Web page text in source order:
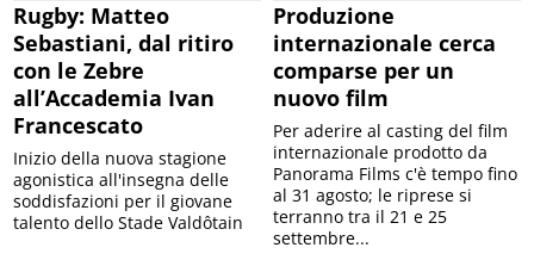
Rugby: Matteo
Sebastiani, dal ritiro
con le Zebre
all’Accademia Ivan
Francescato
Inizio della nuova stagione
agonistica all'insegna delle
soddisfazioni per il giovane
talento dello Stade Valdôtain
Produzione
internazionale cerca
comparse per un
nuovo film
Per aderire al casting del film
internazionale prodotto da
Panorama Films c'è tempo fino
al 31 agosto; le riprese si
terranno tra il 21 e 25
settembre...